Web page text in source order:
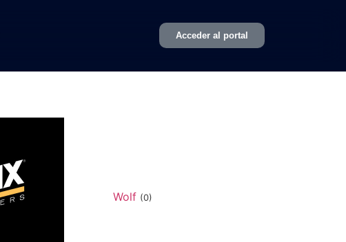
Acceder al portal
Wolf (0)